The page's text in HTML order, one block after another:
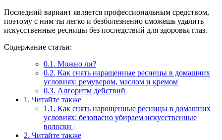
Последний вариант является профессиональным средством,
поэтому с ним ты легко и безболезненно сможешь удалить
искусственные ресницы без последствий для здоровья глаз.
Содержание статьи:
0.1. Можно ли?
0.2. Как снять наращенные ресницы в домашних
условиях: ремувером, маслом и кремом
0.3. Алгоритм действий
1. Читайте также
1.1. Как снять нарощенные ресницы в домашних
условиях: безопасно убираем искусственные
волоски |
2. Читайте также